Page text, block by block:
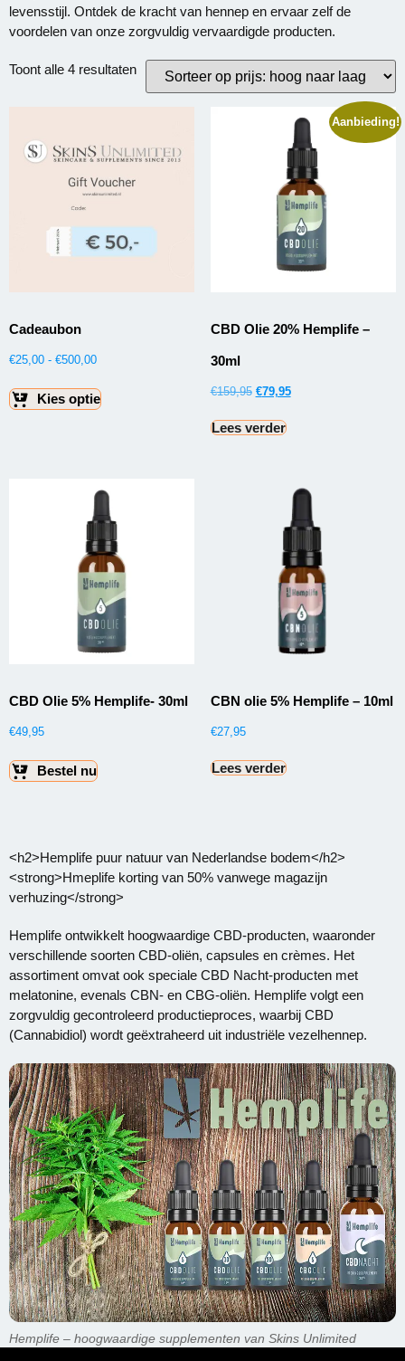
levensstijl. Ontdek de kracht van hennep en ervaar zelf de
voordelen van onze zorgvuldig vervaardigde producten.
Toont alle 4 resultaten
Cadeaubon
€25,00 - €500,00
Kies optie
Aanbieding!
CBD Olie 20% Hemplife –
30ml
€159,95 €79,95
Lees verder
CBD Olie 5% Hemplife- 30ml
€49,95
Bestel nu
CBN olie 5% Hemplife – 10ml
€27,95
Lees verder
<h2>Hemplife puur natuur van Nederlandse bodem</h2>
<strong>Hmeplife korting van 50% vanwege magazijn
verhuzing</strong>
Hemplife ontwikkelt hoogwaardige CBD-producten, waaronder
verschillende soorten CBD-oliën, capsules en crèmes. Het
assortiment omvat ook speciale CBD Nacht-producten met
melatonine, evenals CBN- en CBG-oliën. Hemplife volgt een
zorgvuldig gecontroleerd productieproces, waarbij CBD
(Cannabidiol) wordt geëxtraheerd uit industriële vezelhennep.
Hemplife – hoogwaardige supplementen van Skins Unlimited